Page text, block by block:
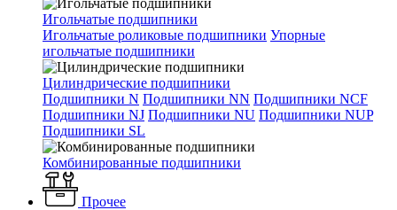
Игольчатые подшипники
Игольчатые роликовые подшипники Упорные
игольчатые подшипники
Цилиндрические подшипники
Подшипники N Подшипники NN Подшипники NCF
Подшипники NJ Подшипники NU Подшипники NUP
Подшипники SL
Комбинированные подшипники
Прочее